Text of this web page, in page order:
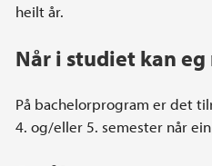
heilt år.
Når i studiet kan eg
På bachelorprogram er det
4. og/eller 5. semester når